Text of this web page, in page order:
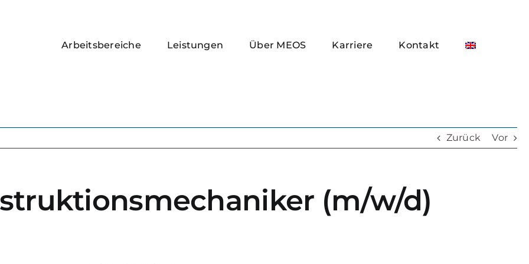
Arbeitsbereiche Leistungen Über MEOS Karriere Kontakt
Zurück Vor
(m/w/d)